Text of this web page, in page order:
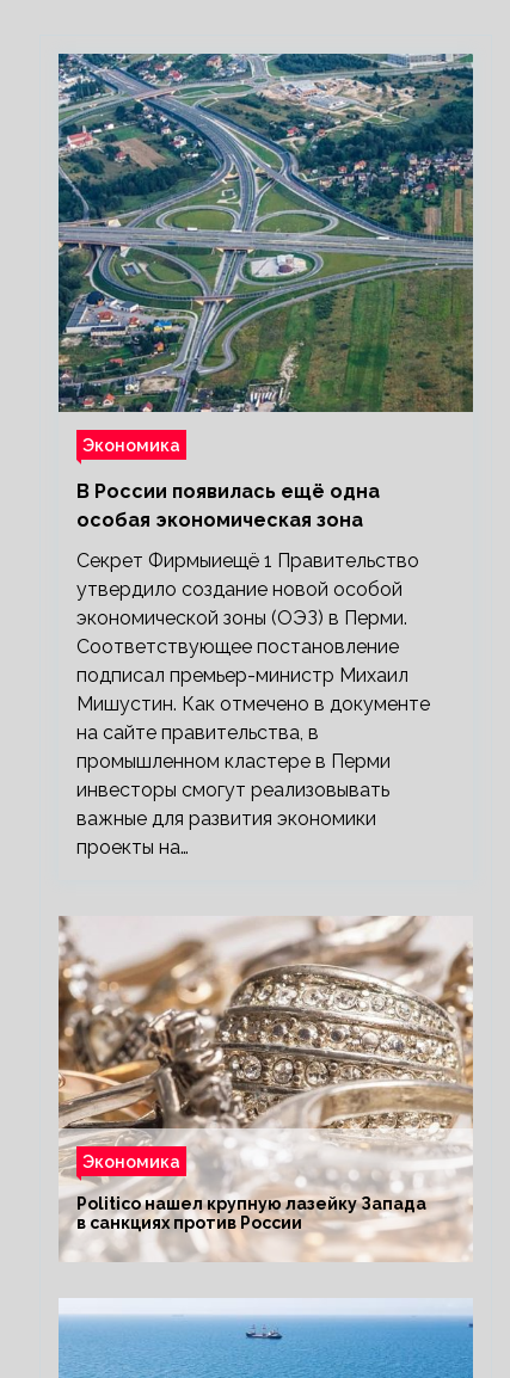
Экономика
В России появилась ещё одна
особая экономическая зона
Секрет Фирмыиещё 1 Правительство
утвердило создание новой особой
экономической зоны (ОЭЗ) в Перми.
Соответствующее постановление
подписал премьер-министр Михаил
Мишустин. Как отмечено в документе
на сайте правительства, в
промышленном кластере в Перми
инвесторы смогут реализовывать
важные для развития экономики
проекты на…
Экономика
Politico нашел крупную лазейку Запада
в санкциях против России